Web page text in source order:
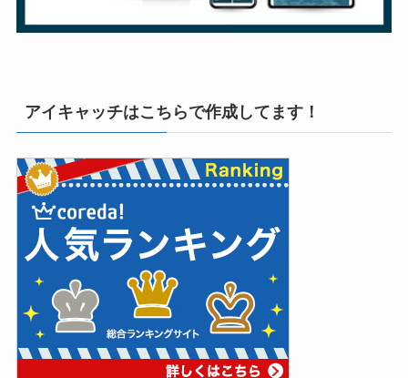
アイキャッチはこちらで作成してます！